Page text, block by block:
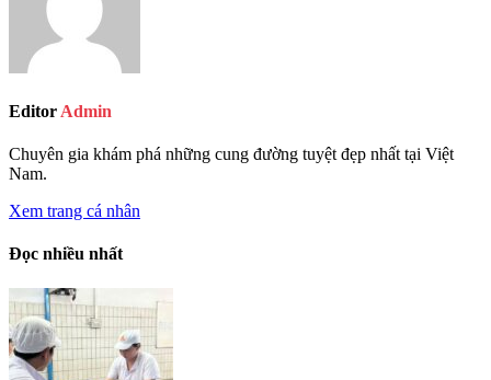
Editor Admin
Chuyên gia khám phá những cung đường tuyệt đẹp nhất tại Việt
Nam.
Xem trang cá nhân
Đọc nhiều nhất